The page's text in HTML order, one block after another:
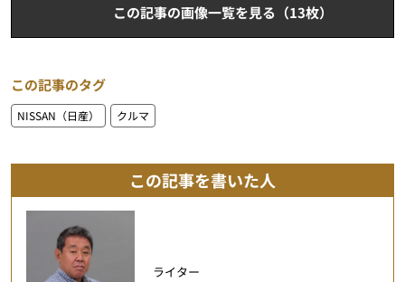
この記事の画像一覧を見る（13枚）
この記事のタグ
NISSAN（日産） クルマ
この記事を書いた人
ライター